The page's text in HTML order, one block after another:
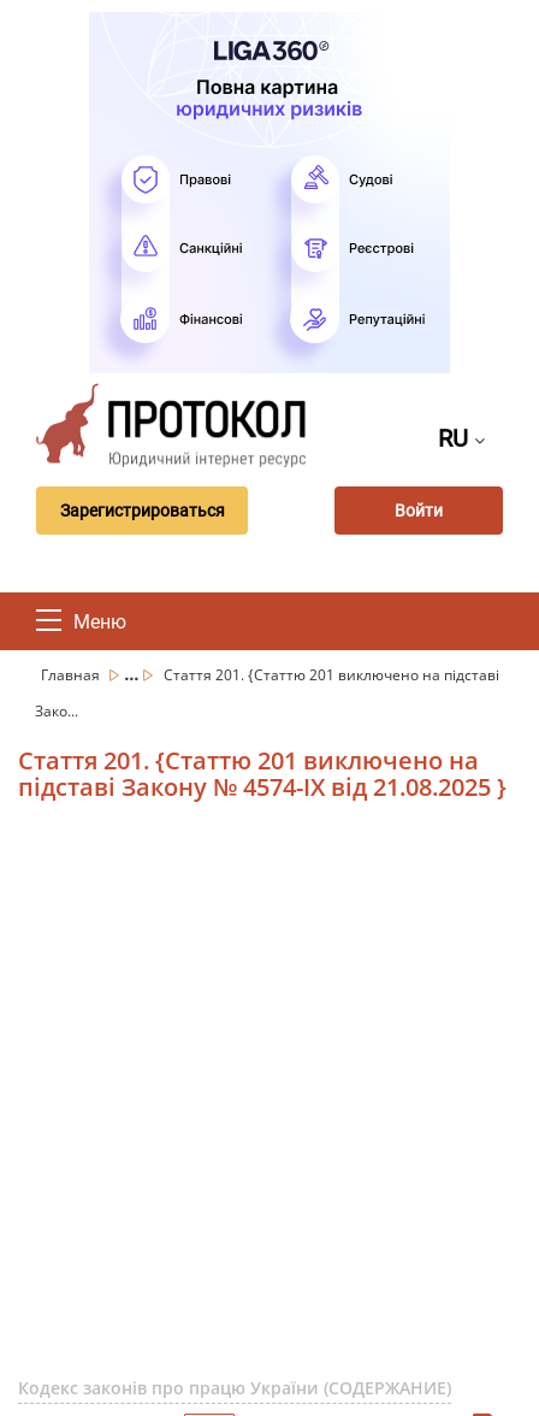
RU
Зарегистрироваться Войти
Меню
Главная ...
Стаття 201. {Статтю 201 виключено на підставі
Зако...
Стаття 201. {Статтю 201 виключено на
підставі Закону № 4574-IX від 21.08.2025 }
Кодекс законів про працю України (СОДЕРЖАНИЕ)